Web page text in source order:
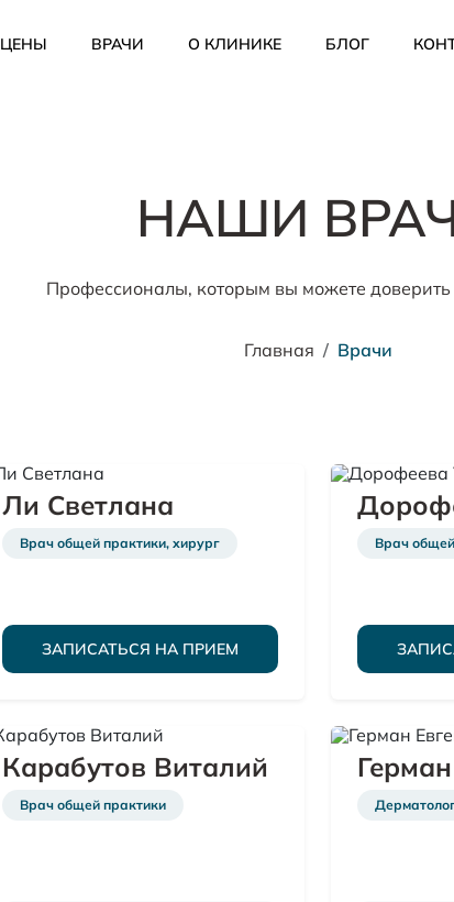
ЦЕНЫ ВРАЧИ О КЛИНИКЕ БЛОГ
НАШИ
Профессионалы, которым вы можете доверить
Главная Врачи
Ли Светлана
Врач общей практики, хирург
ЗАПИСАТЬСЯ НА ПРИЕМ
Врач
Карабутов Виталий
Врач общей практики